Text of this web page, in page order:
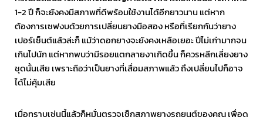
1-2 ปี ก็จะยังคงมีสภาพที่ดีพร้อมใช้งานได้อีกยาวนาน แต่หาก
ต้องการเซฟงบด้วยการเปลี่ยนยางมือสอง หรือที่เรียกกันว่ายาง
เปอร์เซ็นต์แล้วล่ะก็ แม้ว่าดอกยางจะยังคงเหลือเยอะ ปีไม่เก่ามากจน
เกินไปนัก แต่หากพบว่ามีรอยแตกลายงาเกิดขึ้น ก็ควรหลีกเลี่ยงยาง
ชุดนั้นเสีย เพราะถือว่าเป็นยางที่เสื่อมสภาพแล้ว ถึงเปลี่ยนไปก็อาจ
ได้ไม่คุ้มเสีย
เมื่อทราบเช่นนี้แล้วก็หมั่นตรวจเช็กสภาพยางรถยนต์ของคุณ เพื่อดู